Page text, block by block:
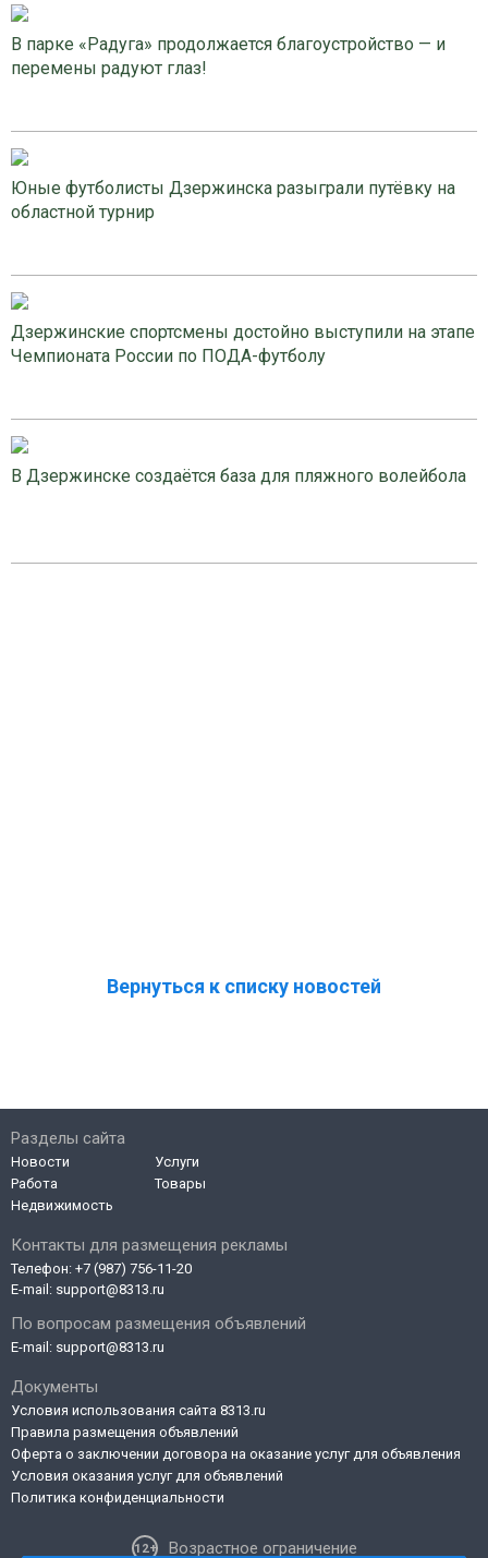
В парке «Радуга» продолжается благоустройство — и
перемены радуют глаз!
Юные футболисты Дзержинска разыграли путёвку на
областной турнир
Дзержинские спортсмены достойно выступили на этапе
Чемпионата России по ПОДА-футболу
В Дзержинске создаётся база для пляжного волейбола
Вернуться к списку новостей
Контакты для размещения рекламы
Телефон: +7 (987) 756-11-20
E-mail: support@8313.ru
По вопросам размещения объявлений
E-mail: support@8313.ru
Документы
Условия использования сайта 8313.ru
Правила размещения объявлений
Оферта о заключении договора на оказание услуг для объявления
Условия оказания услуг для объявлений
Политика конфиденциальности
Возрастное ограничение
Разделы сайта
Новости
Работа
Недвижимость
Услуги
Товары